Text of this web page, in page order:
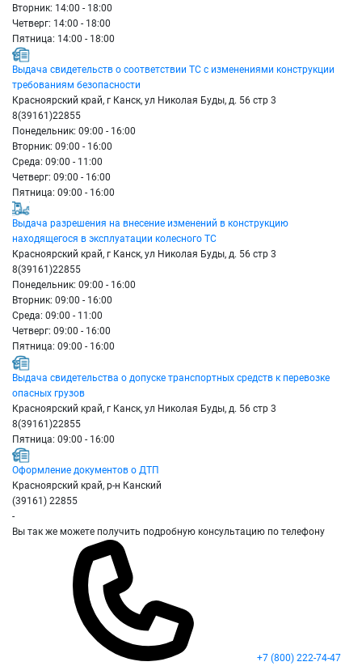
Вторник: 14:00 - 18:00
Четверг: 14:00 - 18:00
Пятница: 14:00 - 18:00
Выдача свидетельств о соответствии ТС с изменениями конструкции
требованиям безопасности
Красноярский край, г Канск, ул Николая Буды, д. 56 стр 3
8(39161)22855
Понедельник: 09:00 - 16:00
Вторник: 09:00 - 16:00
Среда: 09:00 - 11:00
Четверг: 09:00 - 16:00
Пятница: 09:00 - 16:00
Выдача разрешения на внесение изменений в конструкцию
находящегося в эксплуатации колесного ТС
Красноярский край, г Канск, ул Николая Буды, д. 56 стр 3
8(39161)22855
Понедельник: 09:00 - 16:00
Вторник: 09:00 - 16:00
Среда: 09:00 - 11:00
Четверг: 09:00 - 16:00
Пятница: 09:00 - 16:00
Выдача свидетельства о допуске транспортных средств к перевозке
опасных грузов
Красноярский край, г Канск, ул Николая Буды, д. 56 стр 3
8(39161)22855
Пятница: 09:00 - 16:00
Оформление документов о ДТП
Красноярский край, р-н Канский
(39161) 22855
-
Вы так же можете получить подробную консультацию по телефону
+7 (800) 222-74-47